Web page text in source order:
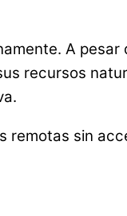
A pesar
recursos
remotas sin